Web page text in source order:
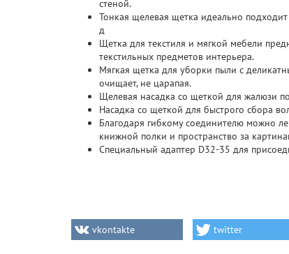
стеной.
Тонкая щелевая щетка идеально
д
Щетка для текстиля и мягкой мебели
текстильных предметов интерьера.
Мягкая щетка для уборки пыли с
очищает, не царапая.
Щелевая насадка со щеткой для жалюзи
Насадка со щеткой для быстрого сбора
Благодаря гибкому соединителю можно
книжной полки и пространство за
Специальный адаптер D32-35 для
vkontakte twitter